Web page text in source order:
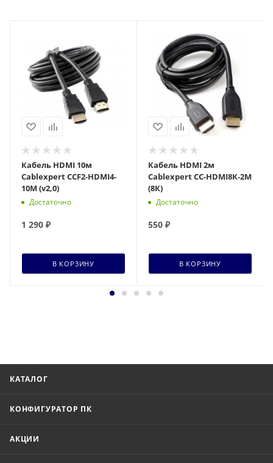
Кабель HDMI 10м
Cablexpert CCF2-HDMI4-
10M (v2,0)
Достаточно
1 290 ₽
В КОРЗИНУ
Кабель HDMI 2м
Cablexpert CC-HDMI8К-2M
(8К)
Достаточно
550 ₽
В КОРЗИНУ
КАТАЛОГ
КОНФИГУРАТОР ПК
АКЦИИ